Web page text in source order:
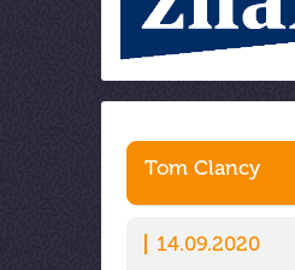
Tom Clancy
14.09.2020